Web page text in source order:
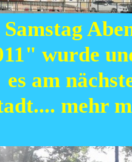
Samstag
wurde
am
mehr